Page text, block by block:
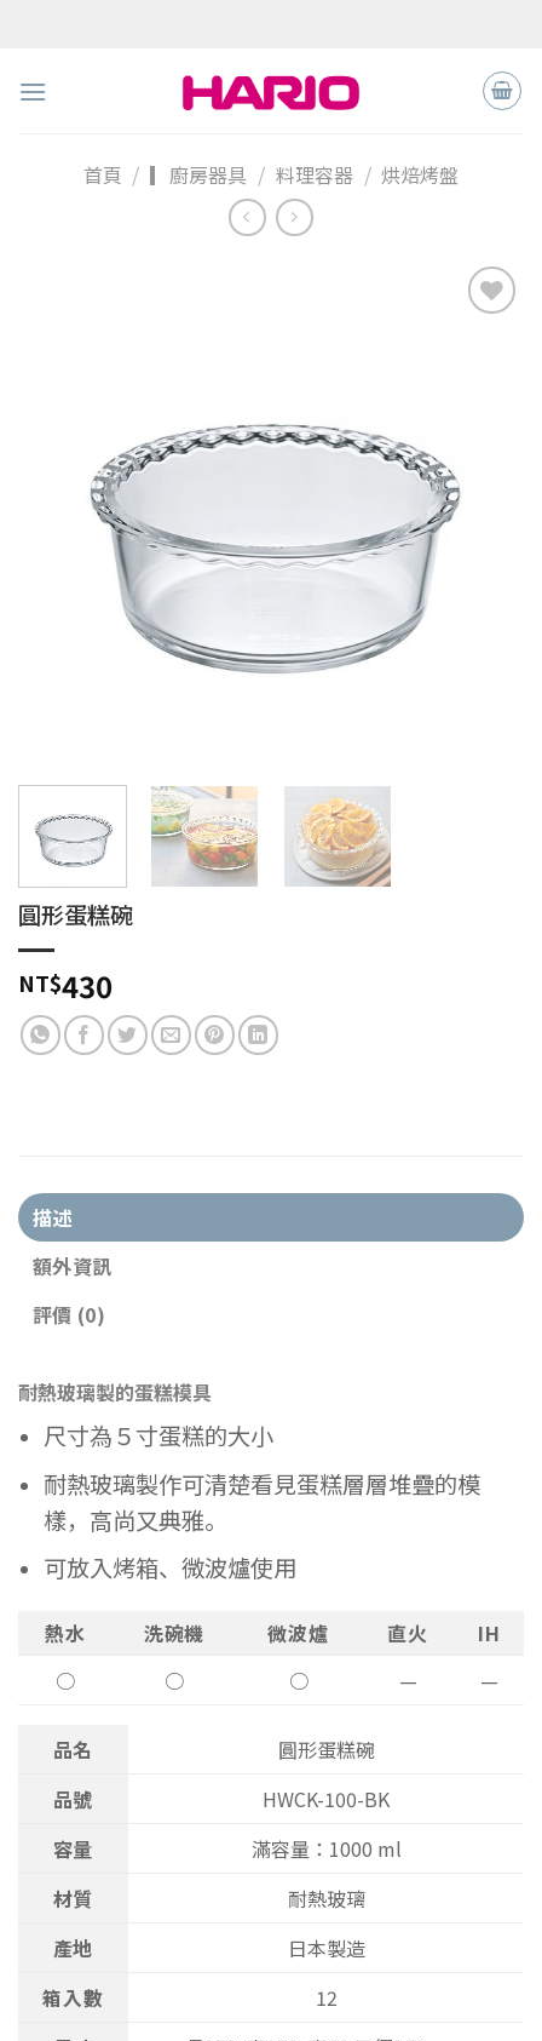
首頁 / ▎廚房器具 / 料理容器 / 烘焙烤盤
圓形蛋糕碗
NT$430
描述
額外資訊
評價 (0)
耐熱玻璃製的蛋糕模具
尺寸為５寸蛋糕的大小
耐熱玻璃製作可清楚看見蛋糕層層堆疊的模
樣，高尚又典雅。
可放入烤箱、微波爐使用
熱水 洗碗機 微波爐 直火
IH
○
○ ○ — —
品名
圓形蛋糕碗
品號
HWCK-100-BK
容量
滿容量：1000 ml
材質
耐熱玻璃
產地
日本製造
箱入數
12